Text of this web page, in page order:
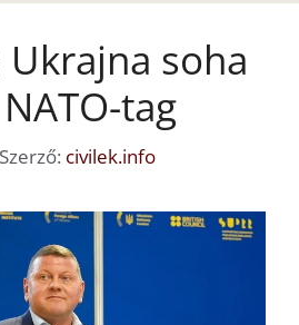
soha
tag
Szerző: civilek.info